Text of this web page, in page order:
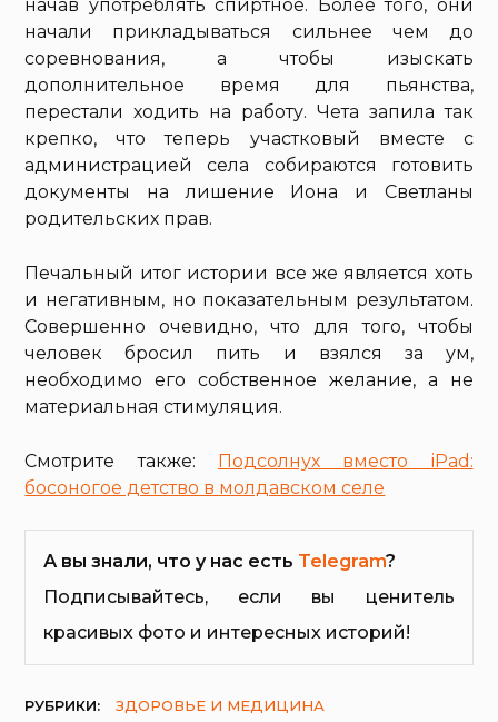
начав употреблять спиртное. Более того, они
начали прикладываться сильнее чем до
соревнования, а чтобы изыскать
дополнительное время для пьянства,
перестали ходить на работу. Чета запила так
крепко, что теперь участковый вместе с
администрацией села собираются готовить
документы на лишение Иона и Светланы
родительских прав.
Печальный итог истории все же является хоть
и негативным, но показательным результатом.
Совершенно очевидно, что для того, чтобы
человек бросил пить и взялся за ум,
необходимо его собственное желание, а не
материальная стимуляция.
Смотрите также:
Подсолнух вместо iPad:
босоногое детство в молдавском селе
А вы знали, что у нас есть Telegram?
Подписывайтесь, если вы ценитель
красивых фото и интересных историй!
РУБРИКИ:
ЗДОРОВЬЕ И МЕДИЦИНА